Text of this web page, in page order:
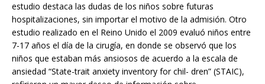
estudio destaca las dudas de los niños sobre futuras
hospitalizaciones, sin importar el motivo de la admisión. Otro
estudio realizado en el Reino Unido el 2009 evaluó niños entre
7-17 años el día de la cirugía, en donde se observó que los
niños que estaban más ansiosos de acuerdo a la escala de
ansiedad “State-trait anxiety inventory for chil- dren” (STAIC),